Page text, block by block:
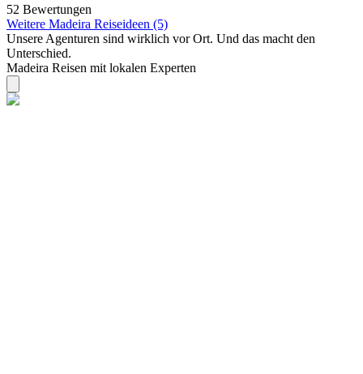
52 Bewertungen
Weitere Madeira Reiseideen (5)
Unsere Agenturen sind wirklich vor Ort. Und das macht den
Unterschied.
Madeira Reisen mit lokalen Experten